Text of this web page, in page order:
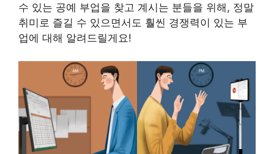
수 있는 공예 부업을 찾고 계시는 분들을 위해, 정말
취미로 즐길 수 있으면서도 훨씬 경쟁력이 있는 부
업에 대해 알려드릴게요!